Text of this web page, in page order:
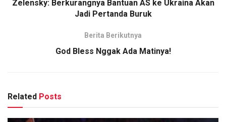
Zelensky: Berkurangnya Bantuan AS ke Ukraina Akan
Jadi Pertanda Buruk
Berita Berikutnya
God Bless Nggak Ada Matinya!
Related Posts